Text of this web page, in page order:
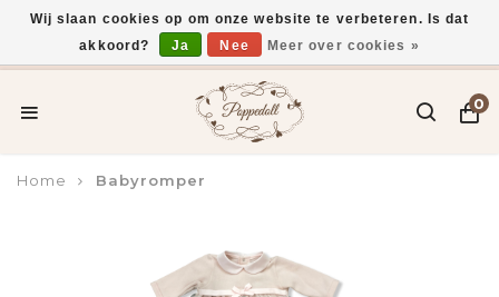
Voor 15:00 uur besteld, vandaag verzonden*
0
Home Babyromper
Wij slaan cookies op om onze website te verbeteren. Is dat
akkoord?
Ja Nee Meer over cookies »